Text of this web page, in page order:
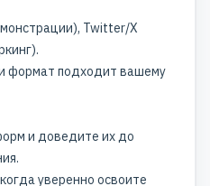
Twitter/X
формат подходит вашему
и доведите их до
уверенно освоите